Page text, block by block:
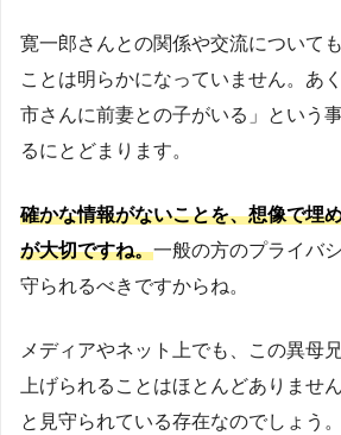
寛一郎さんとの関係や交流について
ことは明らかになっていません。あ
市さんに前妻との子がいる」という
るにとどまります。
確かな情報がないことを、想像で埋
が大切ですね。一般の方のプライバ
守られるべきですからね。
メディアやネット上でも、この異母
上げられることはほとんどありませ
と見守られている存在なのでしょう。